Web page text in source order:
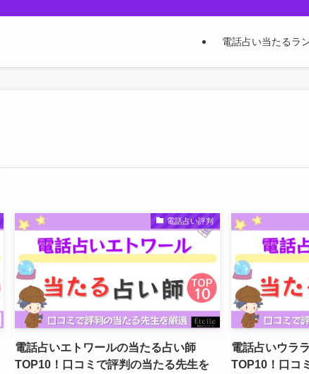
電話占い当たるラ
電話占い評判
電話占いエトワールの当たる占い師
TOP10！口コミで評判の当たる先生を
電話占いウラ
TOP10！口コ